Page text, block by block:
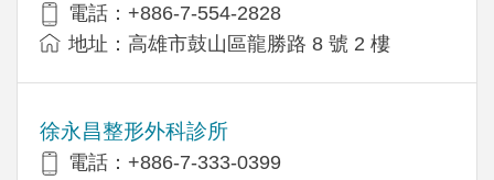
電話：+886-7-554-2828
地址：高雄市鼓山區龍勝路 8 號 2 樓
徐永昌整形外科診所
電話：+886-7-333-0399